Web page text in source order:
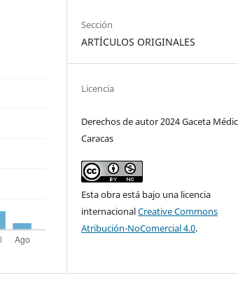
Sección
ARTÍCULOS ORIGINALES
Licencia
Derechos de autor 2024 Gaceta
Caracas
Esta obra está bajo una licencia
internacionalCreative Commons
Atribución-NoComercial 4.0.